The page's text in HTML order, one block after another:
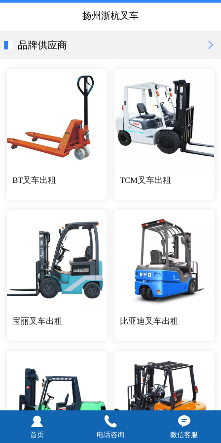
扬州浙杭叉车
品牌供应商
BT叉车出租 TCM叉车出租
宝丽叉车出租 比亚迪叉车出租
首页 电话咨询 微信客服